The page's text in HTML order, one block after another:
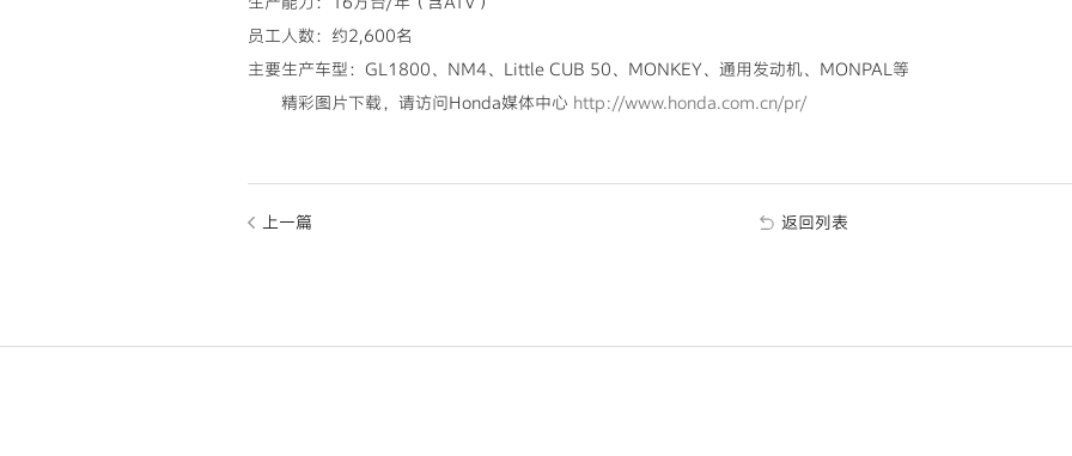
员工人数：约2,600名
主要生产车型：GL1800、NM4、Little CUB 50、MONKEY、通用发动机、MONPAL等
精彩图片下载，请访问Honda媒体中心 http://www.honda.com.cn/pr/
上一篇 返回列表